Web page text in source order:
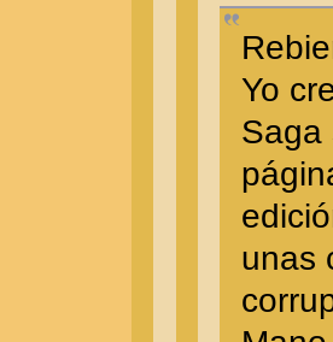
Yo
Saga
unas